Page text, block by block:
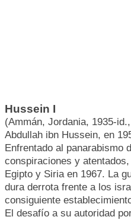
Hussein I
(Ammán, Jordania, 1935-
Abdullah ibn Hussein, en
Enfrentado al panarabismo
conspiraciones y
Egipto y Siria en 1967. La
dura derrota frente a los
consiguiente
El desafío a su autoridad